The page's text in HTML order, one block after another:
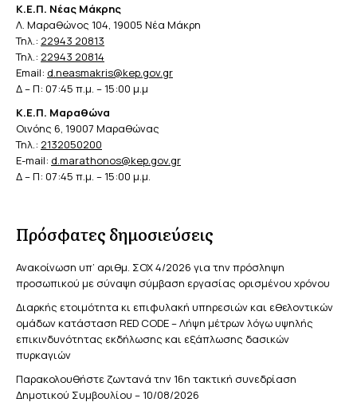
Κ.Ε.Π. Νέας Μάκρης
Λ. Μαραθώνος 104, 19005 Νέα Μάκρη
Τηλ.: 22943 20813
Τηλ.: 22943 20814
Email: d.neasmakris@kep.gov.gr
Δ – Π: 07:45 π.μ. – 15:00 μ.μ
Κ.Ε.Π. Μαραθώνα
Οινόης 6, 19007 Μαραθώνας
Τηλ.: 2132050200
E-mail: d.marathonos@kep.gov.gr
Δ – Π: 07:45 π.μ. – 15:00 μ.μ.
Πρόσφατες δημοσιεύσεις
Ανακοίνωση υπ’ αριθμ. ΣΟΧ 4/2026 για την πρόσληψη
προσωπικού με σύναψη σύμβαση εργασίας ορισμένου χρόνου
Διαρκής ετοιμότητα κι επιφυλακή υπηρεσιών και εθελοντικών
ομάδων κατάσταση RED CODE – Λήψη μέτρων λόγω υψηλής
επικινδυνότητας εκδήλωσης και εξάπλωσης δασικών
πυρκαγιών
Παρακολουθήστε ζωντανά την 16η τακτική συνεδρίαση
Δημοτικού Συμβουλίου – 10/08/2026